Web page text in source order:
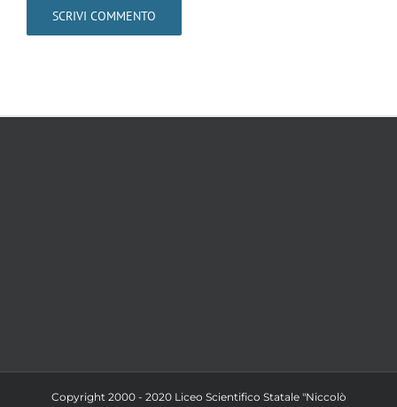
Copyright 2000 - 2020 Liceo Scientifico Statale "Niccolò